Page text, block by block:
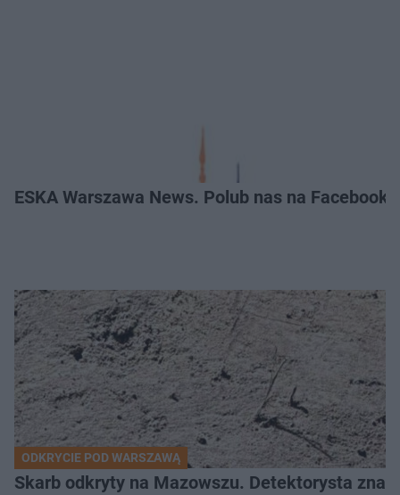
ESKA Warszawa News. Polub nas na
ODKRYCIE POD WARSZAWĄ
Skarb odkryty na Mazowszu. Detektorysta